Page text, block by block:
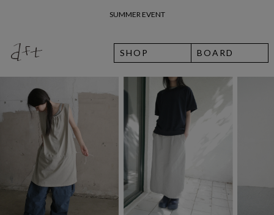
SHOP BOARD